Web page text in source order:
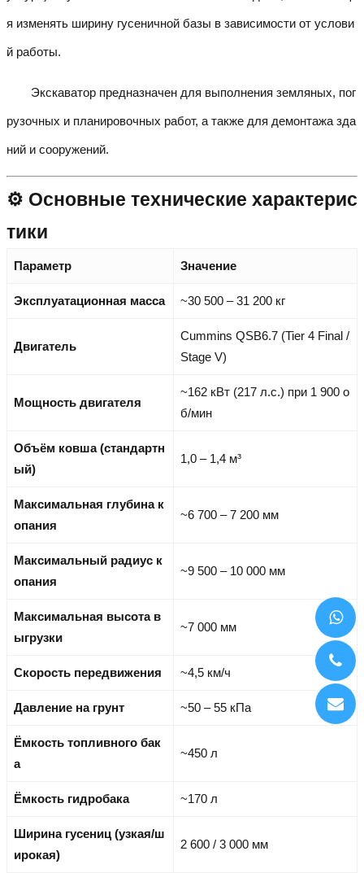
я изменять ширину гусеничной базы в зависимости от услови
й работы.
Экскаватор предназначен для выполнения земляных, пог
рузочных и планировочных работ, а также для демонтажа зда
ний и сооружений.
⚙️ Основные технические характерис
тики
Параметр Значение
Эксплуатационная масса ~30 500 – 31 200 кг
Двигатель
Cummins QSB6.7 (Tier 4 Final /
Stage V)
Мощность двигателя
~162 кВт (217 л.с.) при 1 900 о
б/мин
Объём ковша (стандартн
ый)
1,0 – 1,4 м³
Максимальная глубина к
опания
~6 700 – 7 200 мм
Максимальный радиус к
опания
~9 500 – 10 000 мм
Максимальная высота в
ыгрузки
~7 000 мм
Скорость передвижения ~4,5 км/ч
Давление на грунт ~50 – 55 кПа
Ёмкость топливного бак
а
~450 л
Ёмкость гидробака ~170 л
Ширина гусениц (узкая/ш
ирокая)
2 600 / 3 000 мм